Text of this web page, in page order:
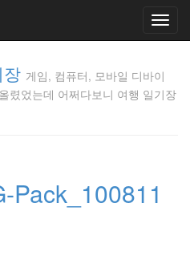
게임, 컴퓨터, 모바일 디바이
렸었는데 어쩌다보니 여행 일기장
Pack_100811